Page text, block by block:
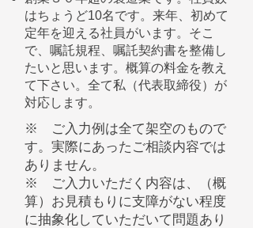
はちょうど10名です。来年、初めて
定年を迎える社員がいます。そこ
で、嘱託規程、嘱託契約書を整備し
たいと思います。概算の料金を教え
て下さい。全て私（代表取締役）が
対応します。
​※ ご入力例は全て架空のもので
す。実際にあったご相談内容では
ありません。
※ ご入力いただく内容は、（概
算）お見積もりに支障がない程度
に抽象化していただいて問題あり